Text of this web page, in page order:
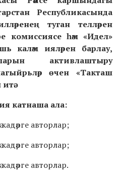
Республикасында
туган телләрен
комиссиясе һәм «Идел»
каләм ияләрен барлау,
активлаштыру
өчен «Такташ
катнаша ала:
авторлар;
авторлар;
авторлар.